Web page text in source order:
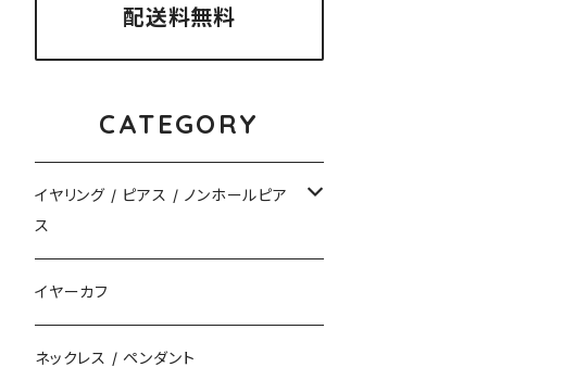
配送料無料
CATEGORY
イヤリング / ピアス / ノンホールピア
ス
揺れるタイプ
花（直径3cm）
揺れないタイプ
イヤーカフ
ネックレス / ペンダント